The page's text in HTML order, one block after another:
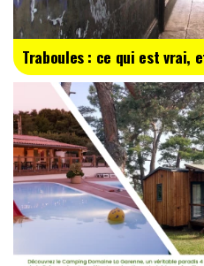
Traboules : ce qui est vrai,